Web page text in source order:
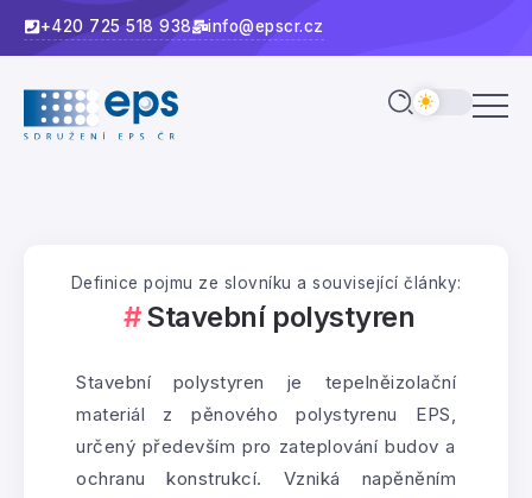
+420 725 518 938 info@epscr.cz
Definice pojmu ze slovníku a související články:
Stavební polystyren
Stavební polystyren je tepelněizolační
materiál z pěnového polystyrenu EPS,
určený především pro zateplování budov a
ochranu konstrukcí. Vzniká napěněním